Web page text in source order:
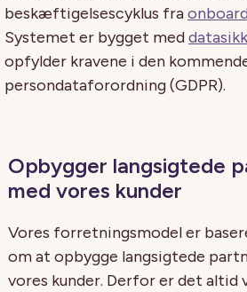
beskæftigelsescyklus fra
Systemet er bygget med
opfylder kravene i den
persondataforordning (GDPR).
Opbygger langsigtede
med vores kunder
Vores forretningsmodel er
om at opbygge langsigtede
vores kunder. Derfor er det altid